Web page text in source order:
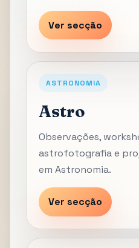
Ver secção
ASTRONOMIA
Astro
Observações,
astrofotografia e
em Astronomia.
Ver secção